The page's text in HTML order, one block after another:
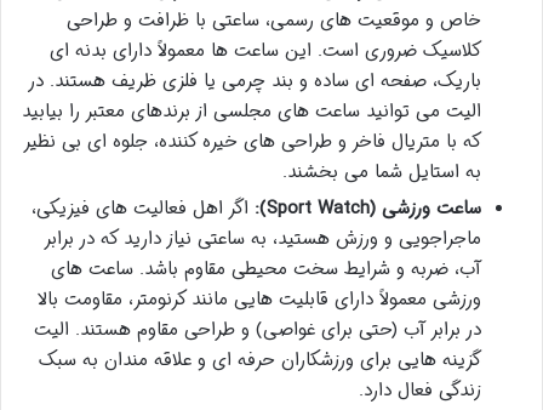
خاص و موقعیت های رسمی، ساعتی با ظرافت و طراحی
کلاسیک ضروری است. این ساعت ها معمولاً دارای بدنه ای
باریک، صفحه ای ساده و بند چرمی یا فلزی ظریف هستند. در
الیت می توانید ساعت های مجلسی از برندهای معتبر را بیابید
که با متریال فاخر و طراحی های خیره کننده، جلوه ای بی نظیر
به استایل شما می بخشند.
ساعت ورزشی (Sport Watch):
اگر اهل فعالیت های فیزیکی،
ماجراجویی و ورزش هستید، به ساعتی نیاز دارید که در برابر
آب، ضربه و شرایط سخت محیطی مقاوم باشد. ساعت های
ورزشی معمولاً دارای قابلیت هایی مانند کرنومتر، مقاومت بالا
در برابر آب (حتی برای غواصی) و طراحی مقاوم هستند. الیت
گزینه هایی برای ورزشکاران حرفه ای و علاقه مندان به سبک
زندگی فعال دارد.